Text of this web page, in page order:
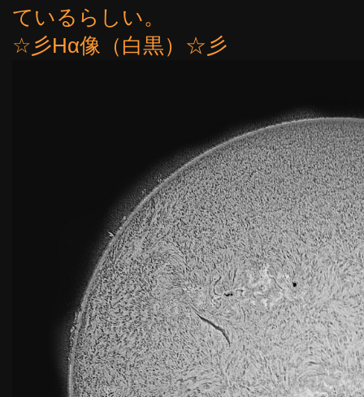
ているらしい。
☆彡Hα像（白黒）☆彡